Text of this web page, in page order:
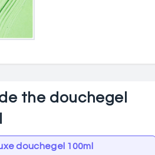
the douchegel
douchegel 100ml